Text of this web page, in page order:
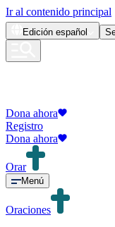
Ir al contenido principal
Edición español
Dona ahora
Registro
Dona ahora
Orar
Menú
Oraciones